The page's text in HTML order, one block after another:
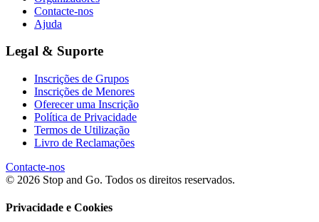
Contacte-nos
Ajuda
Legal & Suporte
Inscrições de Grupos
Inscrições de Menores
Oferecer uma Inscrição
Política de Privacidade
Termos de Utilização
Livro de Reclamações
Contacte-nos
© 2026 Stop and Go. Todos os direitos reservados.
Privacidade e Cookies